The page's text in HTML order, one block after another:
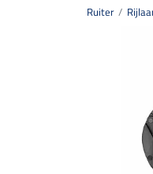
Ruiter